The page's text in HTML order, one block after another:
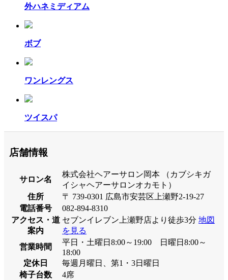
外ハネミディアム
ボブ
ワンレングス
ツイスパ
店舗情報
サロン名
株式会社ヘアーサロン岡本 （カブシキガ
イシャヘアーサロンオカモト）
住所
〒 739-0301 広島市安芸区上瀬野2-19-27
電話番号
082-894-8310
アクセス・道
案内
セブンイレブン上瀬野店より徒歩3分 地図
を見る
営業時間
平日・土曜日8:00～19:00 日曜日8:00～
18:00
定休日
毎週月曜日、第1・3日曜日
椅子台数
4席